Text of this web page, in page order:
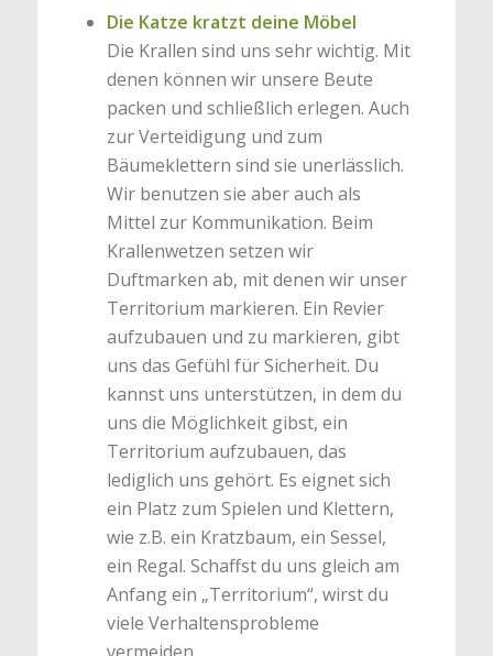
Die Katze kratzt deine Möbel
Die Krallen sind uns sehr wichtig. Mit
denen können wir unsere Beute
packen und schließlich erlegen. Auch
zur Verteidigung und zum
Bäumeklettern sind sie unerlässlich.
Wir benutzen sie aber auch als
Mittel zur Kommunikation. Beim
Krallenwetzen setzen wir
Duftmarken ab, mit denen wir unser
Territorium markieren. Ein Revier
aufzubauen und zu markieren, gibt
uns das Gefühl für Sicherheit. Du
kannst uns unterstützen, in dem du
uns die Möglichkeit gibst, ein
Territorium aufzubauen, das
lediglich uns gehört. Es eignet sich
ein Platz zum Spielen und Klettern,
wie z.B. ein Kratzbaum, ein Sessel,
ein Regal. Schaffst du uns gleich am
Anfang ein „Territorium“, wirst du
viele Verhaltensprobleme
vermeiden.